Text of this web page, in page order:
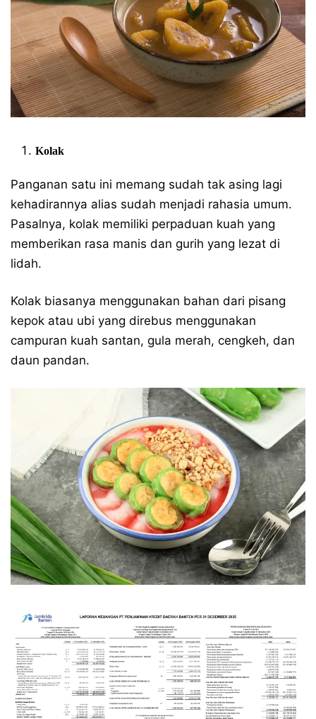
Kolak
Panganan satu ini memang sudah tak asing lagi
kehadirannya alias sudah menjadi rahasia umum.
Pasalnya, kolak memiliki perpaduan kuah yang
memberikan rasa manis dan gurih yang lezat di
lidah.
Kolak biasanya menggunakan bahan dari pisang
kepok atau ubi yang direbus menggunakan
campuran kuah santan, gula merah, cengkeh, dan
daun pandan.